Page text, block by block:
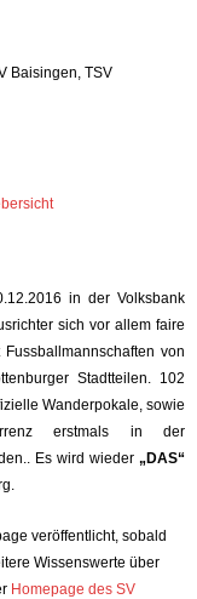
Baisingen, TSV
in der Volksbank
sich vor allem faire
von
Stadtteilen. 102
Wanderpokale, sowie
erstmals in der
Es wird wieder „DAS“
veröffentlicht, sobald
Wissenswerte über
Homepage des SV